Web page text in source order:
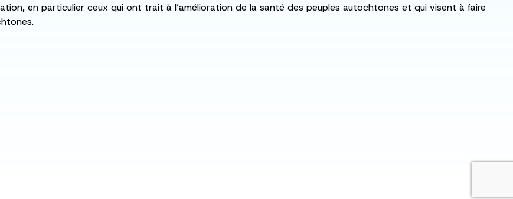
en particulier ceux qui ont trait à l’amélioration de la santé des peuples autochtones et qui visent à faire